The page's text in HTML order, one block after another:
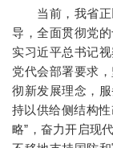
当前，我省正
导，全面贯彻党
实习近平总书记
党代会部署要求
彻新发展理念，
持以供给侧结构
略”，奋力开启现